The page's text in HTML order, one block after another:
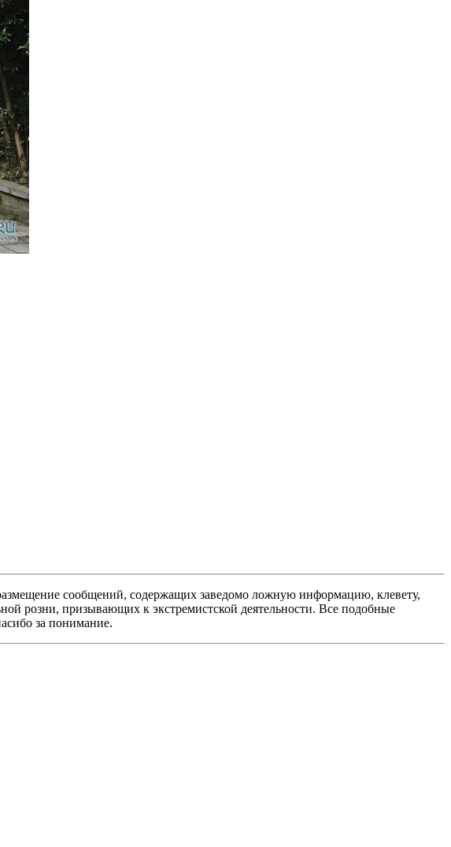
сообщений, содержащих заведомо ложную информацию, клевету,
розни, призывающих к экстремистской деятельности. Все подобные
за понимание.